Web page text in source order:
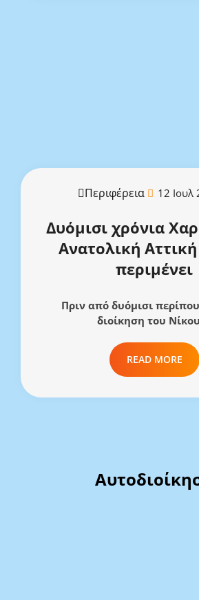
Περιφέρεια 12 Ιουλ
Δυόμισι χρόνια
Ανατολική
περιμένει
Πριν από δυόμισι
διοίκηση του
READ MORE